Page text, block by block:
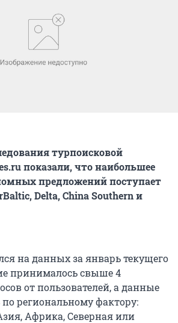
турпоисковой
показали, что наибольшее
предложений поступает
Delta, China Southern и
на данных за январь текущего
принималось свыше 4
от пользователей, а данные
региональному фактору:
Африка, Северная или